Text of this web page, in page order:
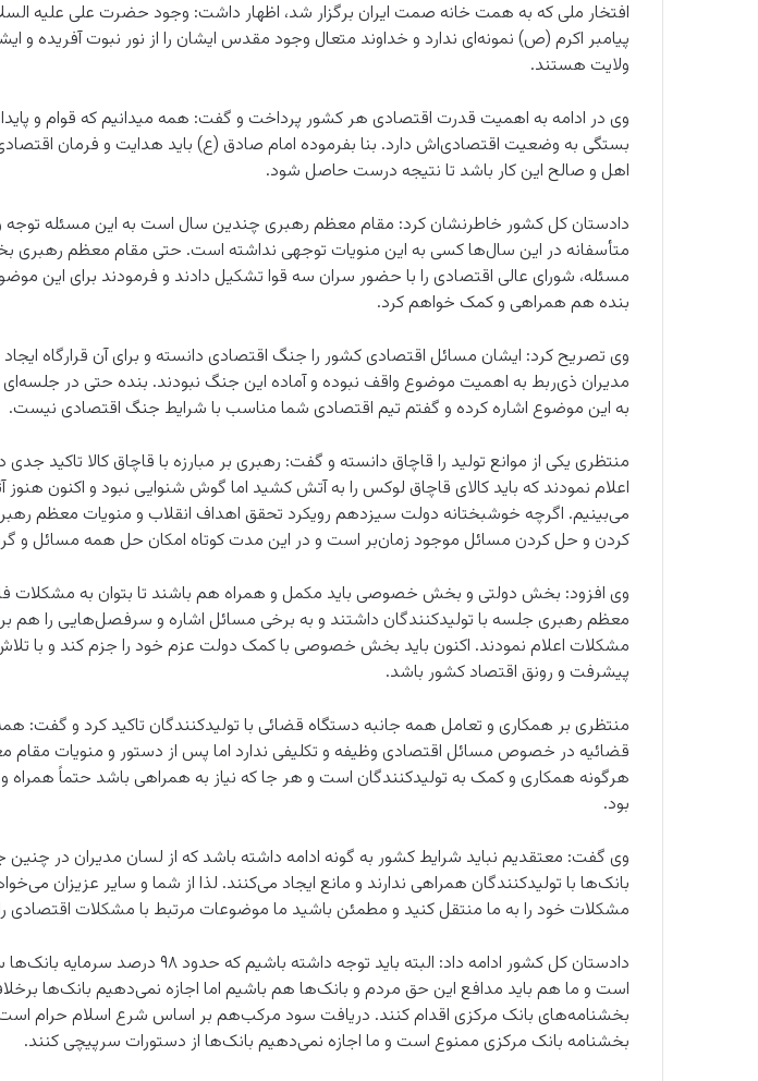
افتخار ملی که به همت خانه صمت ایران برگزار شد، اظهار داشت: وجود حضرت علی علیه
پیامبر اکرم (ص) نمونه‌ای ندارد و خداوند متعال وجود مقدس ایشان را از نور نبوت آفریده و
ولایت هستند.
وی در ادامه به اهمیت قدرت اقتصادی هر کشور پرداخت و گفت: همه میدانیم که قوام و
بستگی به وضعیت اقتصادی‌اش دارد. بنا بفرموده امام صادق (ع) باید هدایت و فرمان
اهل و صالح این کار باشد تا نتیجه درست حاصل شود.
دادستان کل کشور خاطرنشان کرد: مقام معظم رهبری چندین سال است به این مسئله توجه و
متأسفانه در این سال‌ها کسی به این منویات توجهی نداشته است. حتی مقام معظم رهبری
مسئله، شورای عالی اقتصادی را با حضور سران سه قوا تشکیل دادند و فرمودند برای این
بنده هم همراهی و کمک خواهم کرد.
وی تصریح کرد: ایشان مسائل اقتصادی کشور را جنگ اقتصادی دانسته و برای آن قرارگاه ایجاد
مدیران ذی‌ربط به اهمیت موضوع واقف نبوده و آماده این جنگ نبودند. بنده حتی در
به این موضوع اشاره کرده و گفتم تیم اقتصادی شما مناسب با شرایط جنگ اقتصادی نیست.
منتظری یکی از موانع تولید را قاچاق دانسته و گفت: رهبری بر مبارزه با قاچاق کالا تاکید جدی
اعلام نمودند که باید کالای قاچاق لوکس را به آتش کشید اما گوش شنوایی نبود و اکنون هنوز
می‌بینیم. اگرچه خوشبختانه دولت سیزدهم رویکرد تحقق اهداف انقلاب و منویات معظم
کردن و حل کردن مسائل موجود زمان‌بر است و در این مدت کوتاه امکان حل همه مسائل و
وی افزود: بخش دولتی و بخش خصوصی باید مکمل و همراه هم باشند تا بتوان به مشکلات
معظم رهبری جلسه با تولیدکنندگان داشتند و به برخی مسائل اشاره و سرفصل‌هایی را هم
مشکلات اعلام نمودند. اکنون باید بخش خصوصی با کمک دولت عزم خود را جزم کند و با
پیشرفت و رونق اقتصاد کشور باشد.‌
منتظری بر همکاری و تعامل همه جانبه دستگاه قضائی با تولیدکنندگان تاکید کرد و گفت:
قضائیه در خصوص مسائل اقتصادی وظیفه و تکلیفی ندارد اما پس از دستور و منویات مقام
هرگونه همکاری و کمک به تولیدکنندگان است و هر جا که نیاز به همراهی باشد حتماً همراه
بود.
وی گفت: معتقدیم نباید شرایط کشور به گونه ادامه داشته باشد که از لسان مدیران در
بانک‌ها با تولیدکنندگان همراهی ندارند و مانع ایجاد می‌کنند. لذا از شما و سایر عزیزان
مشکلات خود را به ما منتقل کنید و مطمئن باشید ما موضوعات مرتبط با مشکلات اقتصادی
دادستان کل کشور ادامه داد: البته باید توجه داشته
است و ما هم باید مدافع این حق مردم و بانک‌ها هم باشیم اما اجازه نمی‌دهیم بانک‌ها
بخشنامه‌های بانک مرکزی اقدام کنند. دریافت سود مرکب‌هم بر اساس شرع اسلام حرام
بخشنامه بانک مرکزی ممنوع است و ما اجازه نمی‌دهیم بانک‌ها از دستورات سرپیچی کنند.